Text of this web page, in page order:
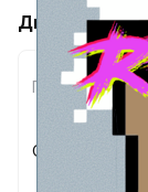
Движения
Период
Сегодня